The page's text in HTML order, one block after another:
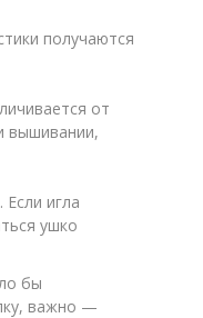
получаются
от
вышивании,
игла
ушко
бы
важно —